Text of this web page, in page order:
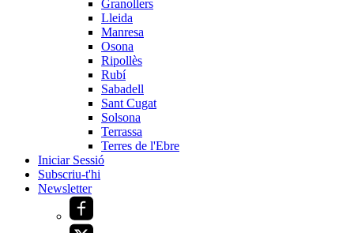
Granollers
Lleida
Manresa
Osona
Ripollès
Rubí
Sabadell
Sant Cugat
Solsona
Terrassa
Terres de l'Ebre
Iniciar Sessió
Subscriu-t'hi
Newsletter